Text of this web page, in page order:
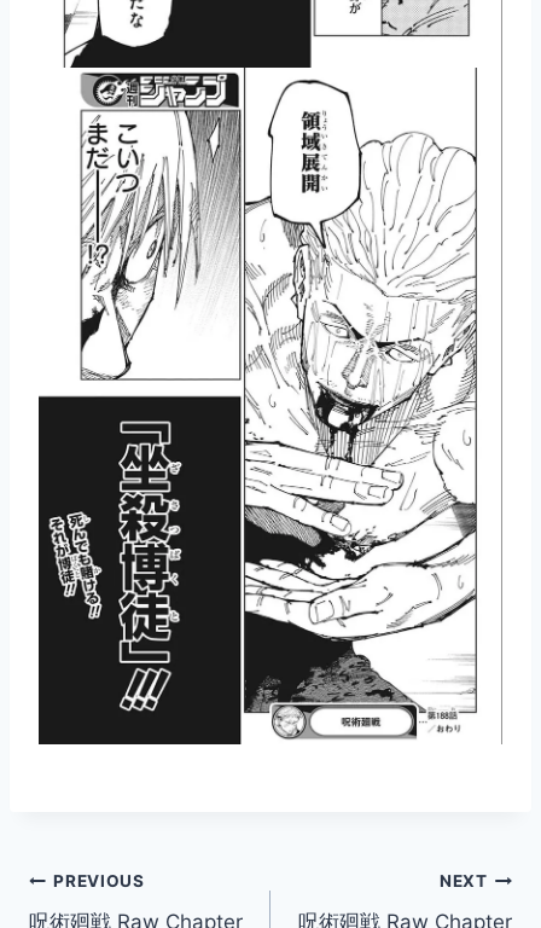
Post
PREVIOUS
呪術廻戦 Raw Chapter
NEXT
呪術廻戦 Raw Chapter